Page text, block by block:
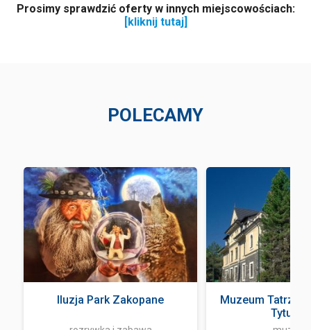
Prosimy sprawdzić oferty w innych miejscowościach:
[kliknij tutaj]
POLECAMY
Iluzja Park Zakopane
Muzeum
Tytusa